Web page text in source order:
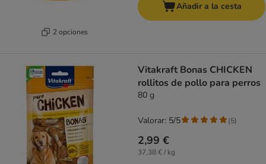
2 opciones
Añadir a la cesta
Vitakraft Bonas CHICKEN
rollitos de pollo para perros
80 g
2,99 €
37,38 € / kg
Valorar: 5/5 (5)